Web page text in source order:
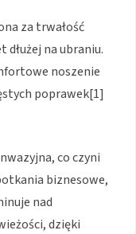
za trwałość
dłużej na ubraniu.
noszenie
poprawek[1]
co czyni
biznesowe,
nad
dzięki